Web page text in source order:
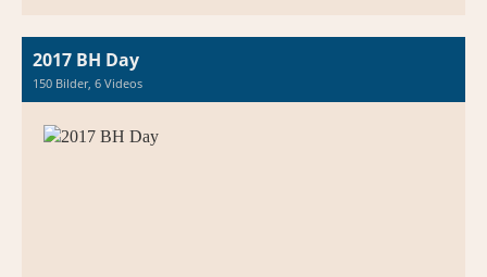
2017 BH Day
150 Bilder, 6 Videos